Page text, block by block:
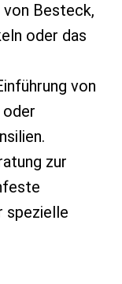
von Besteck,
oder das
von
zur
spezielle